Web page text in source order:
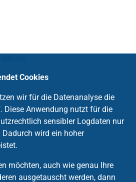
.de
Cookies
wir für die Datenanalyse die
Diese Anwendung nutzt für die
sensibler Logdaten nur
Dadurch wird ein hoher
möchten, auch wie genau Ihre
ausgetauscht werden, dann